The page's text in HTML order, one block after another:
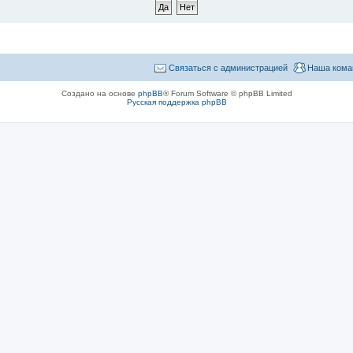
Наша
Связаться с администрацией
Создано на основе phpBB® Forum Software © phpBB Limited
Русская поддержка phpBB